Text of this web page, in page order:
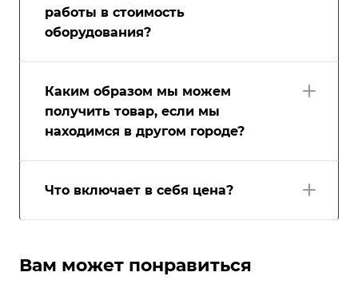
работы в стоимость
оборудования?
Каким образом мы можем
получить товар, если мы
находимся в другом городе?
Что включает в себя цена?
Вам может понравиться